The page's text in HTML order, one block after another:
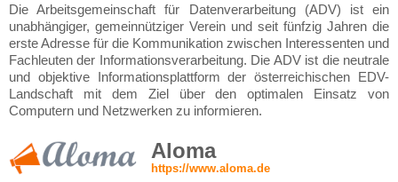
Die Arbeitsgemeinschaft für Datenverarbeitung (ADV) ist ein
unabhängiger, gemeinnütziger Verein und seit fünfzig Jahren die
erste Adresse für die Kommunikation zwischen Interessenten und
Fachleuten der Informationsverarbeitung. Die ADV ist die neutrale
und objektive Informationsplattform der österreichischen EDV-
Landschaft mit dem Ziel über den optimalen Einsatz von
Computern und Netzwerken zu informieren.
Aloma
https://www.aloma.de